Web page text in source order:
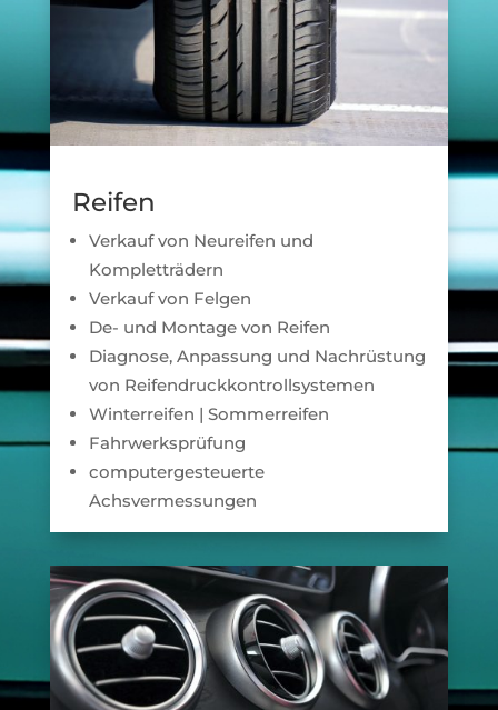
Reifen
Verkauf von Neureifen und
Kompletträdern
Verkauf von Felgen
De- und Montage von Reifen
Diagnose, Anpassung und Nachrüstung
von Reifendruckkontrollsystemen
Winterreifen | Sommerreifen
Fahrwerksprüfung
computergesteuerte
Achsvermessungen